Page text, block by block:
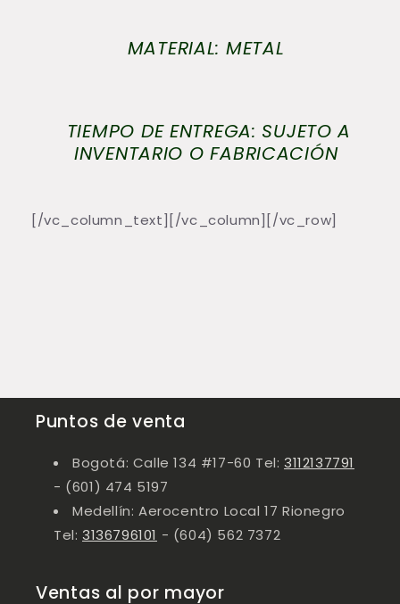
MATERIAL: METAL
TIEMPO DE ENTREGA: SUJETO A
INVENTARIO O FABRICACIÓN
[/vc_column_text][/vc_column][/vc_row]
Puntos de venta
Bogotá: Calle 134 #17-60 Tel:3112137791
- (601) 474 5197
Medellín: Aerocentro Local 17 Rionegro
Tel: 3136796101 - (604) 562 7372
Ventas al por mayor